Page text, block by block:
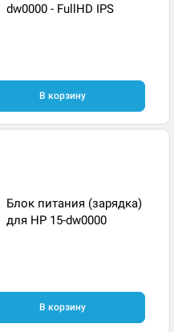
dw0000 - FullHD IPS
В корзину
Блок питания (зарядка)
для HP 15-dw0000
В корзину